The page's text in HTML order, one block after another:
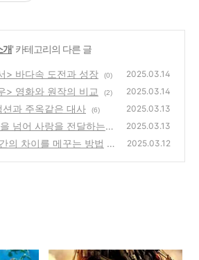
개' 카테고리의 다른 글
> 바다속 도전과 성장 (0) 2025.03.14
> 영화와 원작의 비교 (2) 2025.03.14
과 주옥같은 대사 (6) 2025.03.13
넘어 사랑을 전달하는
2025.03.13
의 차이를 메꾸는 방법 2025.03.12